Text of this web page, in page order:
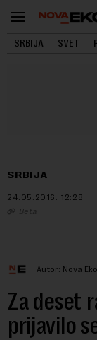
SRBIJA SVET
SRBIJA
24.05.2016. 12:28
Beta
Autor: Nova
Za deset
prijavilo